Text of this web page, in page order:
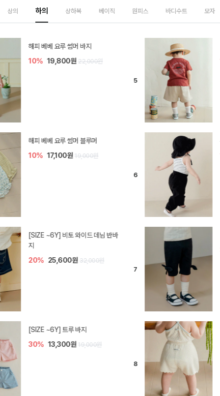
상의 하의 상하복 베이직 원피스 바디수트 모자
10% 24,000원
듀이 아기 바지
10%
[SIZE ~6Y] 라핀 카프리 팬츠
21,000원
엘로디 니트 아기 바지
20% 20,000원